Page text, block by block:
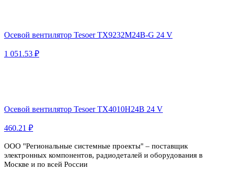
Осевой вентилятор Tesoer TX9232M24B-G 24 V
1 051.53 ₽
Осевой вентилятор Tesoer TX4010H24B 24 V
460.21 ₽
ООО "Региональные системные проекты" – поставщик
электронных компонентов, радиодеталей и оборудования в
Москве и по всей России